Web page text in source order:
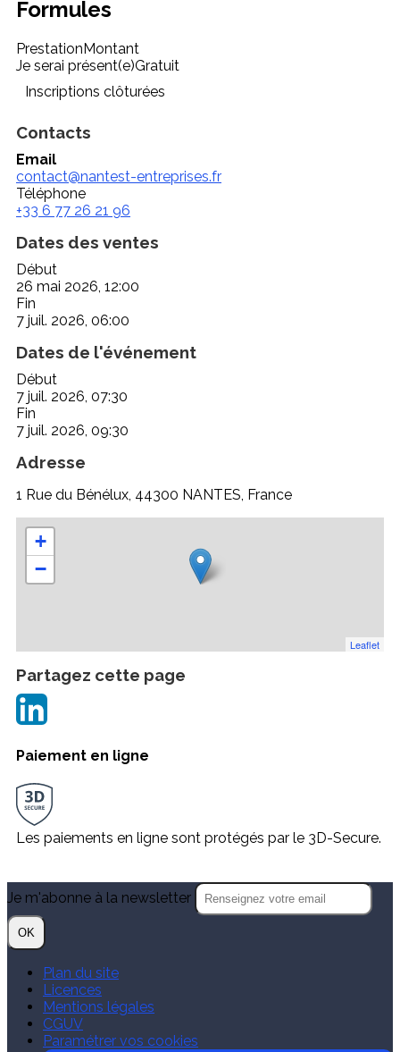
Formules
PrestationMontant
Je serai présent(e)Gratuit
Inscriptions clôturées
Contacts
Email
contact@nantest-entreprises.fr
Téléphone
+33 6 77 26 21 96
Dates des ventes
Début
26 mai 2026, 12:00
Fin
7 juil. 2026, 06:00
Dates de l'événement
Début
7 juil. 2026, 07:30
Fin
7 juil. 2026, 09:30
Adresse
1 Rue du Bénélux, 44300 NANTES, France
+
−
Leaflet
Partagez cette page
Paiement en ligne
Les paiements en ligne sont protégés par le 3D-Secure.
Je m'abonne à la newsletter
OK
Plan du site
Licences
Mentions légales
CGUV
Paramétrer vos cookies